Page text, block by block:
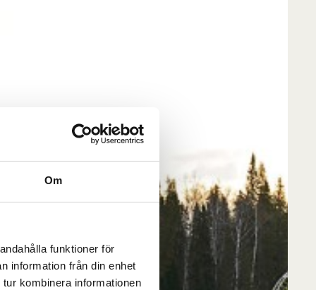
Om
funktioner för
information från din enhet
kombinera informationen